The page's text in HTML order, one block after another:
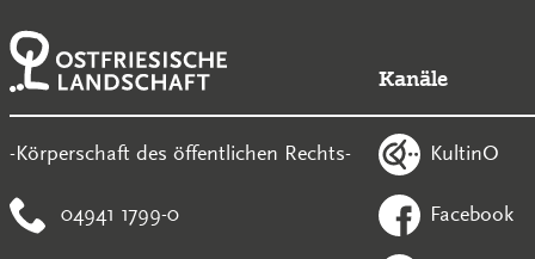
-Körperschaft des öffentlichen Rechts-
04941 1799-0
Kanäle
KultinO
Facebook